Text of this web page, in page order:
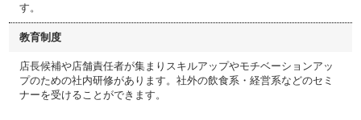
す。
教育制度
店長候補や店舗責任者が集まりスキルアップやモチベーションアッ
プのための社内研修があります。社外の飲食系・経営系などのセミ
ナーを受けることができます。